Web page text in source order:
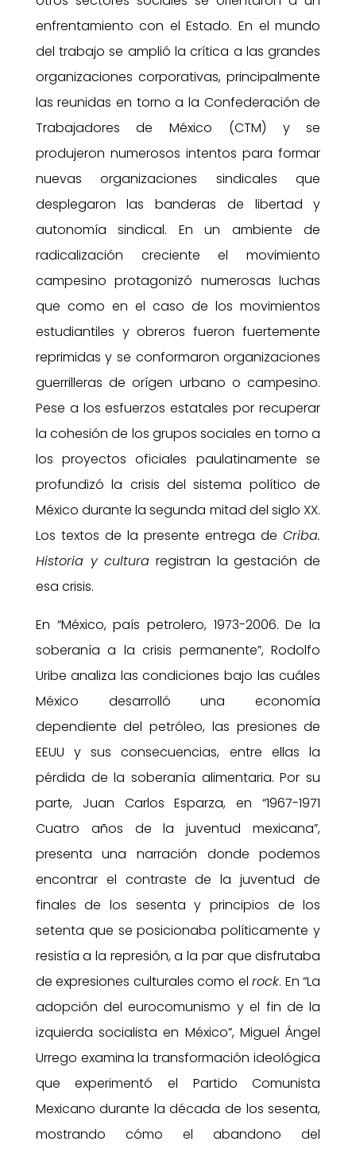
enfrentamiento con el Estado. En el mundo
del trabajo se amplió la crítica a las grandes
organizaciones corporativas, principalmente
las reunidas en torno a la Confederación de
Trabajadores de México (CTM) y se
produjeron numerosos intentos para formar
nuevas organizaciones sindicales que
desplegaron las banderas de libertad y
autonomía sindical. En un ambiente de
radicalización creciente el movimiento
campesino protagonizó numerosas luchas
que como en el caso de los movimientos
estudiantiles y obreros fueron fuertemente
reprimidas y se conformaron organizaciones
guerrilleras de orígen urbano o campesino.
Pese a los esfuerzos estatales por recuperar
la cohesión de los grupos sociales en torno a
los proyectos oficiales paulatinamente se
profundizó la crisis del sistema político de
México durante la segunda mitad del siglo XX.
Los textos de la presente entrega deCriba.
Historia y cultura registran la gestación de
esa crisis.
En “México, país petrolero, 1973-2006. De la
soberanía a la crisis permanente”, Rodolfo
Uribe analiza las condiciones bajo las cuáles
México desarrolló una economía
dependiente del petróleo, las presiones de
EEUU y sus consecuencias, entre ellas la
pérdida de la soberanía alimentaria. Por su
parte, Juan Carlos Esparza, en “1967-1971
Cuatro años de la juventud mexicana”,
presenta una narración donde podemos
encontrar el contraste de la juventud de
finales de los sesenta y principios de los
setenta que se posicionaba políticamente y
resistía a la represión, a la par que disfrutaba
de expresiones culturales como elrock. En “La
adopción del eurocomunismo y el fin de la
izquierda socialista en México”, Miguel Ángel
Urrego examina la transformación ideológica
que experimentó el Partido Comunista
Mexicano durante la década de los sesenta,
mostrando cómo el abandono del